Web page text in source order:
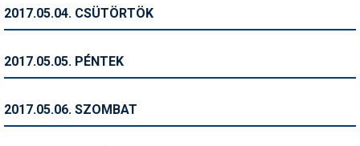
Kerékpár
2017.05.04. CSÜTÖRTÖK
2017.05.05. PÉNTEK
2017.05.06. SZOMBAT